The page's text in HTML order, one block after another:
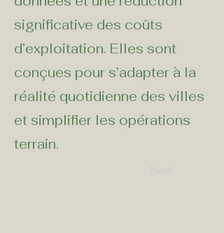
significative des coûts
d’exploitation. Elles sont
conçues pour s’adapter à la
réalité quotidienne des villes
et simplifier les opérations
terrain.